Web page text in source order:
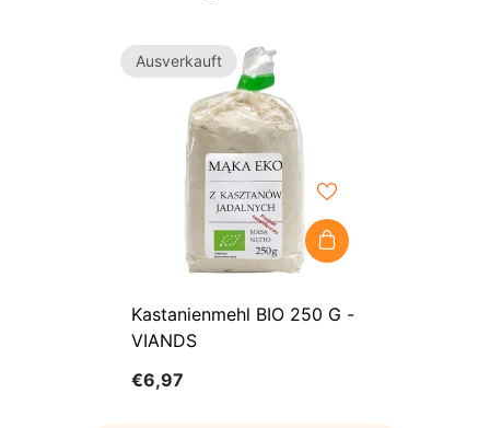
Ausverkauft
Kastanienmehl BIO 250 G -
VIANDS
€6,97